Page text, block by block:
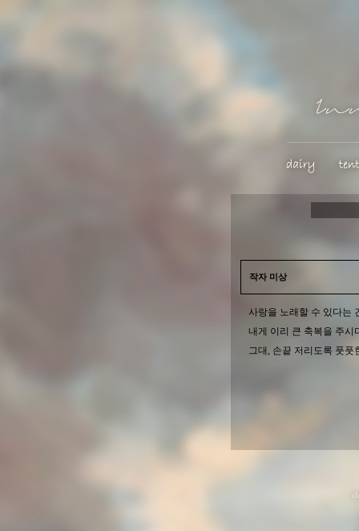
작자 미상
사랑을 노래할 수 있다는
내게 이리 큰 축복을 주시
그대, 손끝 저리도록 풋풋